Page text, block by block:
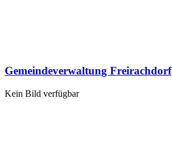
Gemeindeverwaltung Freirachdorf
Kein Bild verfügbar